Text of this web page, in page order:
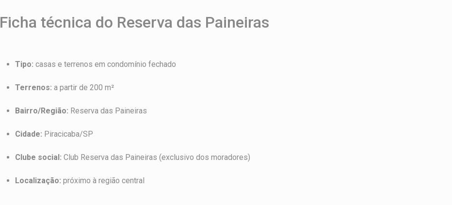
Ficha técnica do Reserva das Paineiras
Tipo: casas e terrenos em condomínio fechado
Terrenos: a partir de 200 m²
Bairro/Região: Reserva das Paineiras
Cidade: Piracicaba/SP
Clube social: Club Reserva das Paineiras (exclusivo dos moradores)
Localização: próximo à região central